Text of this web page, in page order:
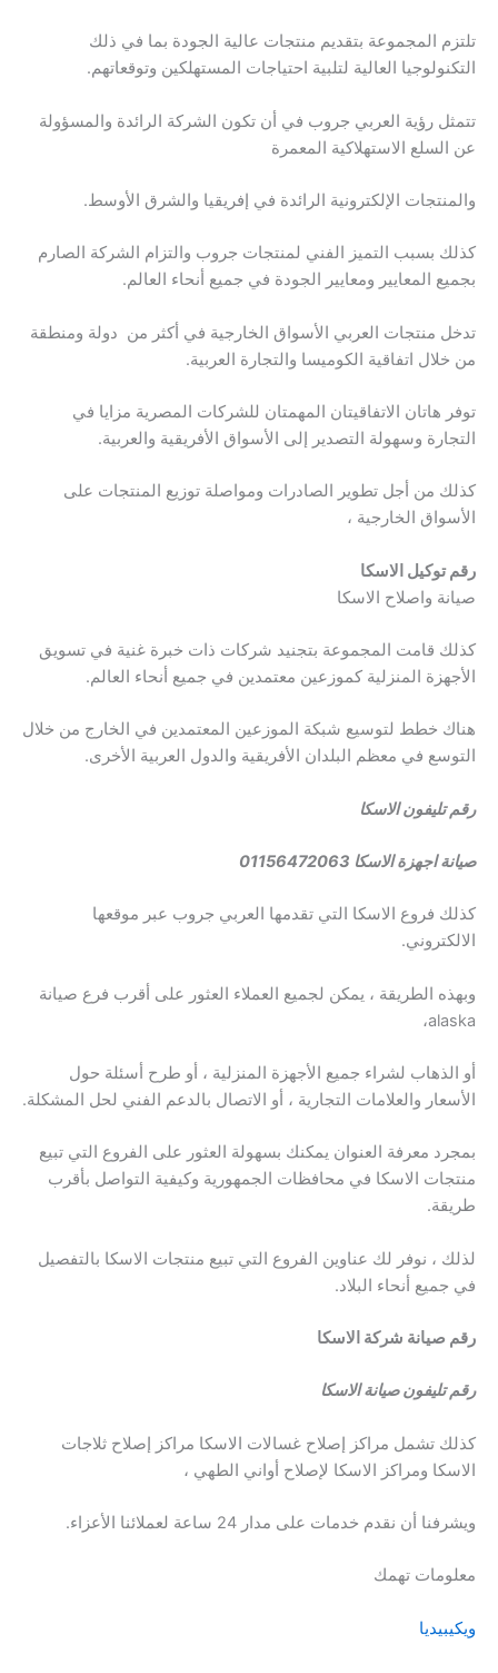
تلتزم المجموعة بتقديم منتجات عالية الجودة بما في ذلك
التكنولوجيا العالية لتلبية احتياجات المستهلكين وتوقعاتهم.
تتمثل رؤية العربي جروب في أن تكون الشركة الرائدة والمسؤولة
عن السلع الاستهلاكية المعمرة
والمنتجات الإلكترونية الرائدة في إفريقيا والشرق الأوسط.
كذلك بسبب التميز الفني لمنتجات جروب والتزام الشركة الصارم
بجميع المعايير ومعايير الجودة في جميع أنحاء العالم.
تدخل منتجات العربي الأسواق الخارجية في أكثر من دولة ومنطقة
من خلال اتفاقية الكوميسا والتجارة العربية.
توفر هاتان الاتفاقيتان المهمتان للشركات المصرية مزايا في
التجارة وسهولة التصدير إلى الأسواق الأفريقية والعربية.
كذلك من أجل تطوير الصادرات ومواصلة توزيع المنتجات على
الأسواق الخارجية ،
رقم توكيل الاسكا
صيانة واصلاح الاسكا
كذلك قامت المجموعة بتجنيد شركات ذات خبرة غنية في تسويق
الأجهزة المنزلية كموزعين معتمدين في جميع أنحاء العالم.
هناك خطط لتوسيع شبكة الموزعين المعتمدين في الخارج من خلال
التوسع في معظم البلدان الأفريقية والدول العربية الأخرى.
رقم تليفون الاسكا
صيانة اجهزة الاسكا 01156472063
كذلك فروع الاسكا التي تقدمها العربي جروب عبر موقعها
الالكتروني.
وبهذه الطريقة ، يمكن لجميع العملاء العثور على أقرب فرع صيانة
alaska،
أو الذهاب لشراء جميع الأجهزة المنزلية ، أو طرح أسئلة حول
الأسعار والعلامات التجارية ، أو الاتصال بالدعم الفني لحل المشكلة.
بمجرد معرفة العنوان يمكنك بسهولة العثور على الفروع التي تبيع
منتجات الاسكا في محافظات الجمهورية وكيفية التواصل بأقرب
طريقة.
لذلك ، نوفر لك عناوين الفروع التي تبيع منتجات الاسكا بالتفصيل
في جميع أنحاء البلاد.
رقم صيانة شركة الاسكا
رقم تليفون صيانة الاسكا
كذلك تشمل مراكز إصلاح غسالات الاسكا مراكز إصلاح ثلاجات
الاسكا ومراكز الاسكا لإصلاح أواني الطهي ،
ويشرفنا أن نقدم خدمات على مدار 24 ساعة لعملائنا الأعزاء.
معلومات تهمك
ويكيبيديا